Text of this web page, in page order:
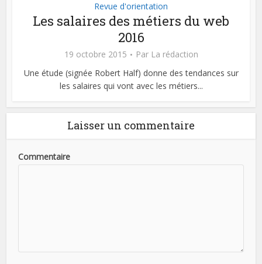
Revue d'orientation
Les salaires des métiers du web
2016
19 octobre 2015 Par La rédaction
Une étude (signée Robert Half) donne des tendances sur
les salaires qui vont avec les métiers...
Laisser un commentaire
Commentaire